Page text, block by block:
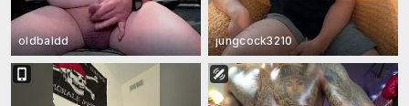
oldbaldd jungcock3210